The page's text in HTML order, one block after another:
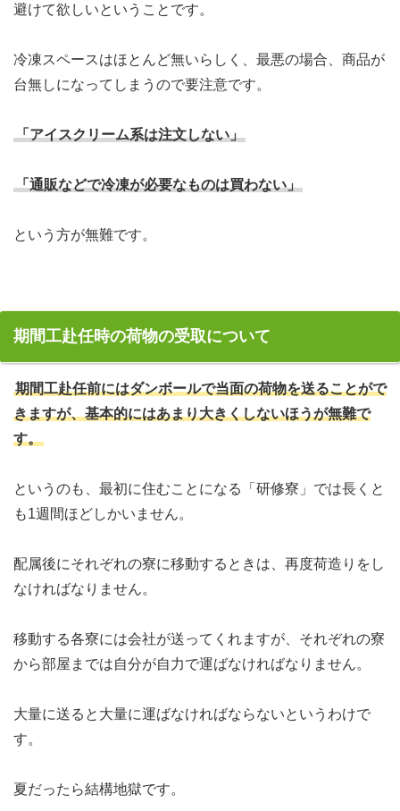
避けて欲しいということです。
冷凍スペースはほとんど無いらしく、最悪の場合、商品が
台無しになってしまうので要注意です。
「アイスクリーム系は注文しない」
「通販などで冷凍が必要なものは買わない」
という方が無難です。
期間工赴任時の荷物の受取について
期間工赴任前にはダンボールで当面の荷物を送ることがで
きますが、基本的にはあまり大きくしないほうが無難で
す。
というのも、最初に住むことになる「研修寮」では長くと
も1週間ほどしかいません。
配属後にそれぞれの寮に移動するときは、再度荷造りをし
なければなりません。
移動する各寮には会社が送ってくれますが、それぞれの寮
から部屋までは自分が自力で運ばなければなりません。
大量に送ると大量に運ばなければならないというわけで
す。
夏だったら結構地獄です。